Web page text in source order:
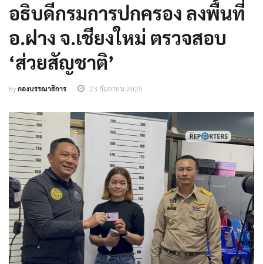
อธิบดีกรมการปกครอง ลงพื้นที่
อ.ฝาง จ.เชียงใหม่ ตรวจสอบ
‘ส่วยสัญชาติ’
Byกองบรรณาธิการ 23 กันยายน 2025